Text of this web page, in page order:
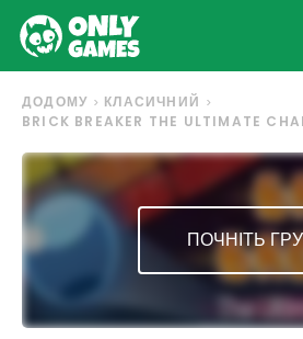
ДОДОМУ
КЛАСИЧНИЙ
BRICK BREAKER THE ULTIMATE
ПОЧНІТЬ ГРУ